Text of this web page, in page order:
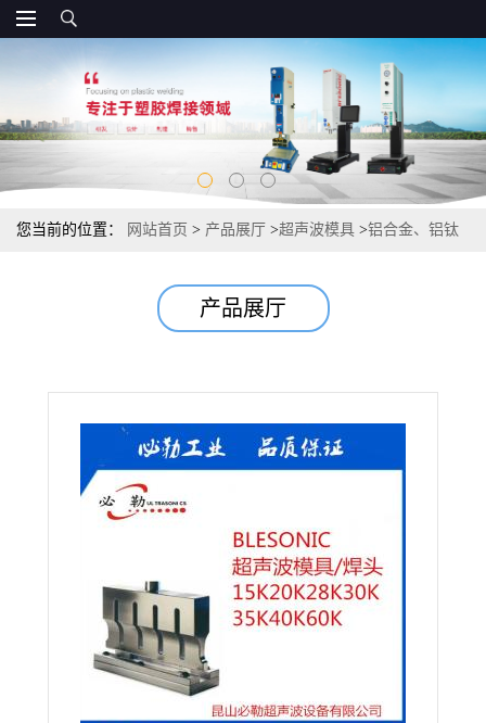
您当前的位置： 网站首页 > 产品展厅 >超声波模具 >铝合金、铝钛
产品展厅